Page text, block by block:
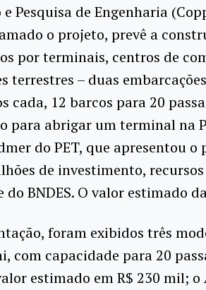
Pesquisa de Engenharia
o projeto, prevê a
por terminais, centros de
terrestres – duas
cada, 12 barcos para 20
para abrigar um terminal na
do PET, que apresentou o
de investimento,
do BNDES. O valor estimado
foram exibidos três
com capacidade para 20
estimado em R$ 230 mil; o